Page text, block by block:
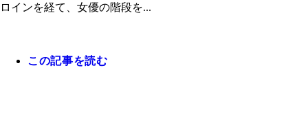
ロインを経て、女優の階段を...
この記事を読む